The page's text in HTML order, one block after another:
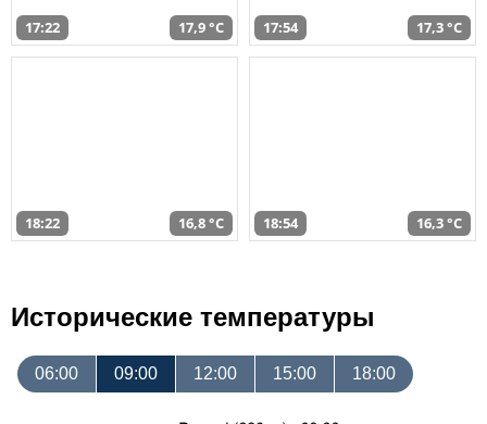
17:22 17,9 °C 17:54 17,3 °C
18:22 16,8 °C 18:54 16,3 °C
Исторические температуры
06:00 09:00 12:00 15:00 18:00